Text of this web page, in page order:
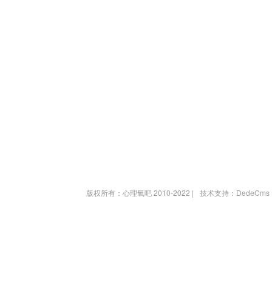
版权所有：心理氧吧 2010-2022 | 技术支持：DedeCms